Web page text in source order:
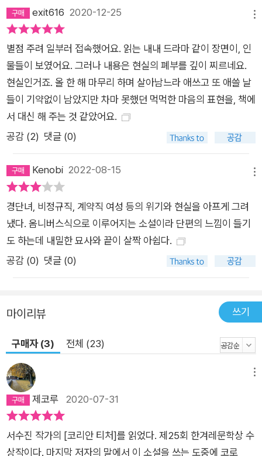
exit616 2020-12-25
별점 주려 일부러 접속했어요. 읽는 내내 드라마 같이 장면이, 인
물들이 보였어요. 그러나 내용은 현실의 폐부를 깊이 찌르네요.
현실인거죠. 올 한 해 마무리 하며 살아남느라 애쓰고 또 애쓸 날
들이 기약없이 남았지만 차마 못했던 먹먹한 마음의 표현을, 책에
서 대신 해 주는 것 같았어요.
공감 (2) 댓글 (0)
Kenobi 2022-08-15
경단녀, 비정규직, 계약직 여성 등의 위기와 현실을 아프게 그려
냈다. 옴니버스식으로 이루어지는 소설이라 단편의 느낌이 들기
도 하는데 내밀한 묘사와 끝이 살짝 아쉽다.
공감 (0) 댓글 (0)
마이리뷰 쓰기
구매자 (3) 전체 (23)
제코루 2020-07-31
서수진 작가의 [코리안 티처]를 읽었다. 제25회 한겨레문학상 수
상작이다. 마지막 저자의 말에서 이 소설을 쓰는 도중에 코로